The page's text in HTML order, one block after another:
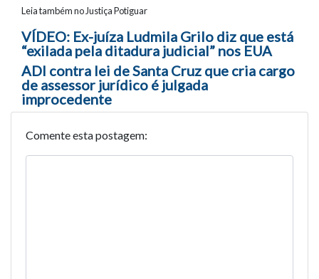
Leia também no Justiça Potiguar
Navegação entre posts
VÍDEO: Ex-juíza Ludmila Grilo diz que está
“exilada pela ditadura judicial” nos EUA
ADI contra lei de Santa Cruz que cria cargo
de assessor jurídico é julgada
improcedente
Comente esta postagem: